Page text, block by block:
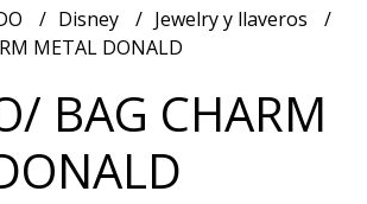
Disney
Jewelry y llaveros
METAL DONALD
BAG CHARM